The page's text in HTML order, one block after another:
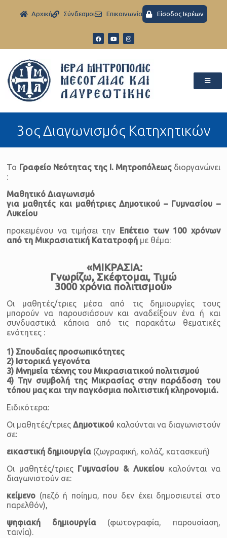
Aρχική Σύνδεσμοι Eπικοινωνία Είσοδος Ιερέων
3ος Διαγωνισμός Κατηχητικών
To Γραφείο Νεότητας της Ι. Μητροπόλεωςδιοργανώνει
:
Μαθητικό Διαγωνισμό
για μαθητές και μαθήτριες Δημοτικού – Γυμνασίου –
Λυκείου
προκειμένου να τιμήσει την Επέτειο των 100 χρόνων
από τη Μικρασιατική Κατατροφή με θέμα:
«ΜΙΚΡΑΣΙΑ:
Γνωρίζω, Σκέφτομαι, Τιμώ
3000 χρόνια πολιτισμού»
Οι μαθητές/τριες μέσα από τις δημιουργίες τους
μπορούν να παρουσιάσουν και αναδείξουν ένα ή και
συνδυαστικά κάποια από τις παρακάτω θεματικές
ενότητες :
1) Σπουδαίες προσωπικότητες
2) Ιστορικά γεγονότα
3) Μνημεία τέχνης του Μικρασιατικού πολιτισμού
4) Την συμβολή της Μικρασίας στην παράδοση του
τόπου μας και την παγκόσμια πολιτιστική κληρονομιά.
Ειδικότερα:
Οι μαθητές/τριεςΔημοτικού καλούνται να διαγωνιστούν
σε:
εικαστική δημιουργία (ζωγραφική, κολάζ, κατασκευή)
Οι μαθητές/τριες Γυμνασίου & Λυκείουκαλούνται να
διαγωνιστούν σε:
κείμενο (πεζό ή ποίημα, που δεν έχει δημοσιευτεί στο
παρελθόν),
ψηφιακή δημιουργία(φωτογραφία, παρουσίαση,
ταινία).